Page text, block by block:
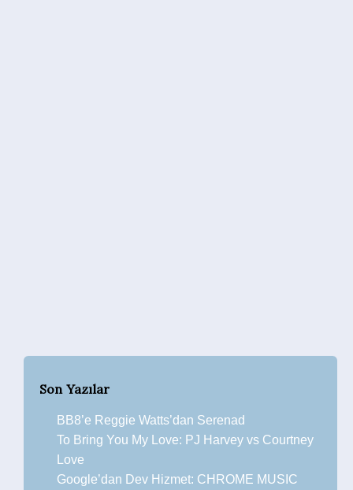
Son Yazılar
BB8’e Reggie Watts’dan Serenad
To Bring You My Love: PJ Harvey vs Courtney
Love
Google’dan Dev Hizmet: CHROME MUSIC